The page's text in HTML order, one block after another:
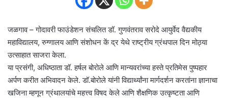
जळगाव – गोदावरी फाउंडेशन संचलित डॉ. गुणवंतराव सरोदे आयुर्वेद वैद्यकीय
महाविद्यालय, रुग्णालय आणि संशोधन कें द्र येथे राष्ट्रीय ग्रंथपाल दिन मोठ्या
उत्साहात साजरा केला.
या प्रसंगी, अधिष्ठाता डॉ. हर्षल बोरोले आणि मान्यवरांच्या हस्ते प्रतिमेस पुष्पहार
अर्पण करीत अभिवादन केले. डॉ.बोरोले यांनी विद्यार्थ्यांना मार्गदर्शन करतांना ज्ञानाचा
खजिना म्हणून ग्रंथालयांचे महत्त्व विषद केले आणि शैक्षणिक उत्कृष्टता आणि